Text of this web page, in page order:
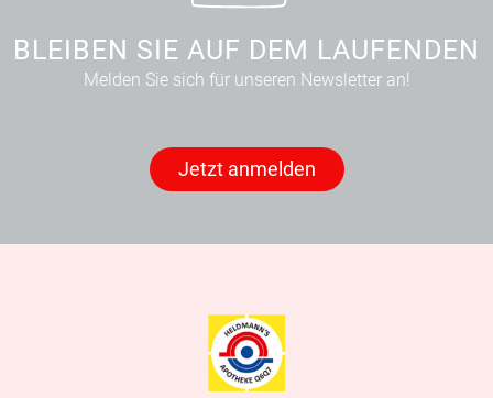
BLEIBEN SIE AUF DEM LAUFENDEN
Melden Sie sich für unseren Newsletter an!
Jetzt anmelden